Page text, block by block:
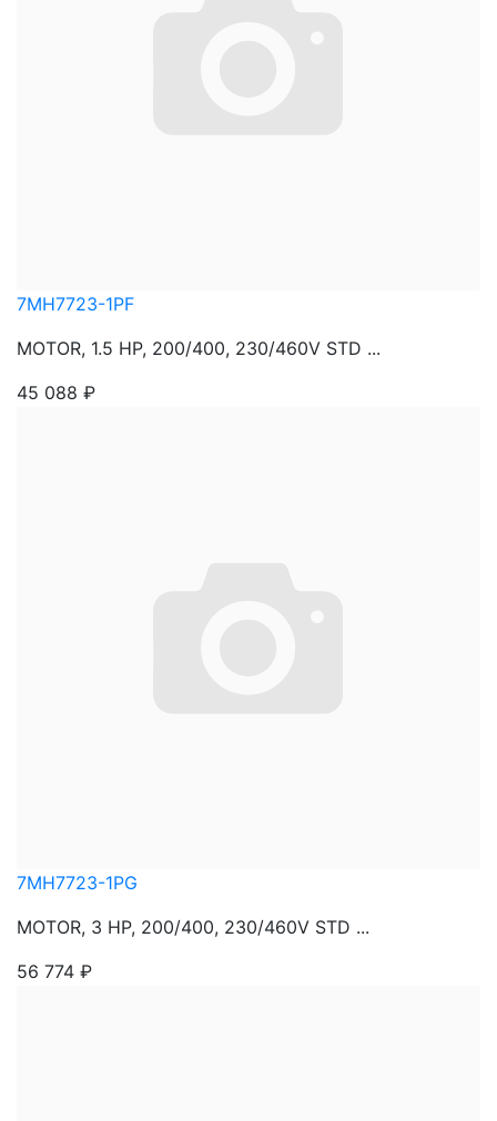
7MH7723-1PF
MOTOR, 1.5 HP, 200/400, 230/460V STD ...
45 088 ₽
7MH7723-1PG
MOTOR, 3 HP, 200/400, 230/460V STD ...
56 774 ₽